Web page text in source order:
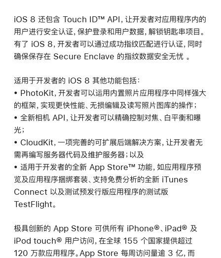
iOS 8 还包含 Touch ID™ API，让开发者对应用程序内的
用户进行安全认证，保护登录和用户数据，解锁钥匙串项目。
有了 iOS 8，开发者可以通过成功指纹匹配进行认证，同时
确保保存在 Secure Enclave 的指纹数据安全无忧 。
适用于开发者的 iOS 8 其他功能包括：
• PhotoKit，开发者可以运用内置照片应用程序中同样强大
的框架，实现更快性能、无损编辑及读写照片图库的操作；
• 全新相机 API，让开发者可以精确控制对焦、白平衡和曝
光；
• CloudKit，一项完善的可扩展后端解决方案，让开发者无
需再编写服务器代码及维护服务器；以及
• 适用于开发者的全新 App Store™ 功能，如应用程序预
览及应用程序捆绑套装、支持免费分析的全新 iTunes
Connect 以及测试预发行版应用程序的测试版
TestFlight。
极具创新的 App Store 可供所有 iPhone®、iPad® 及
iPod touch® 用户访问，在全球 155 个国家提供超过
120 万款应用程序。App Store 每周访问量逾 3 亿，而